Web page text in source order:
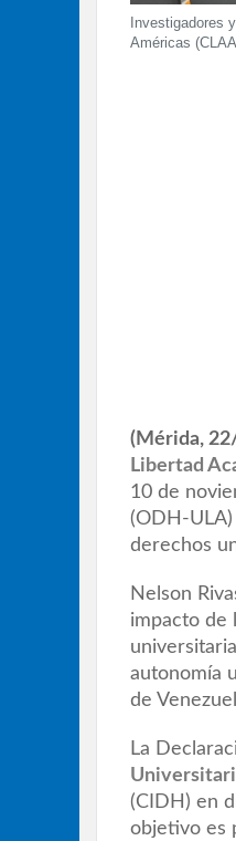
Investigadores
Américas
(Mérida,
Libertad
10 de
(ODH-
derechos
Nelson
impacto de
autonomía
de
La
(CIDH) en
objetivo es